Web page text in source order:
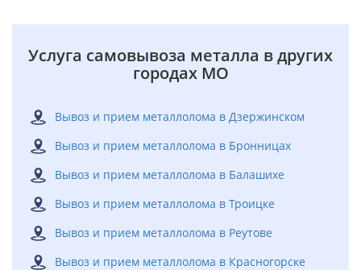
Услуга самовывоза металла в других
городах МО
Вывоз и прием металлолома в Дзержинском
Вывоз и прием металлолома в Бронницах
Вывоз и прием металлолома в Балашихе
Вывоз и прием металлолома в Троицке
Вывоз и прием металлолома в Реутове
Вывоз и прием металлолома в Красногорске